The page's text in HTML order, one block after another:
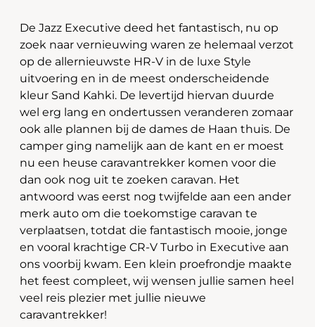
De Jazz Executive deed het fantastisch, nu op
zoek naar vernieuwing waren ze helemaal verzot
op de allernieuwste HR-V in de luxe Style
uitvoering en in de meest onderscheidende
kleur Sand Kahki. De levertijd hiervan duurde
wel erg lang en ondertussen veranderen zomaar
ook alle plannen bij de dames de Haan thuis. De
camper ging namelijk aan de kant en er moest
nu een heuse caravantrekker komen voor die
dan ook nog uit te zoeken caravan. Het
antwoord was eerst nog twijfelde aan een ander
merk auto om die toekomstige caravan te
verplaatsen, totdat die fantastisch mooie, jonge
en vooral krachtige CR-V Turbo in Executive aan
ons voorbij kwam. Een klein proefrondje maakte
het feest compleet, wij wensen jullie samen heel
veel reis plezier met jullie nieuwe
caravantrekker!